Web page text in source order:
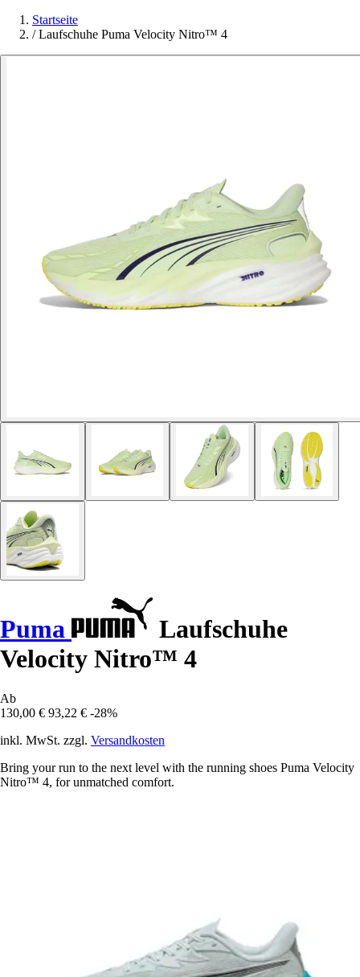
Startseite
/ Laufschuhe Puma Velocity Nitro™ 4
Puma
Laufschuhe
Velocity Nitro™ 4
Ab
130,00 € 93,22 € -28%
inkl. MwSt. zzgl. Versandkosten
Bring your run to the next level with the running shoes Puma Velocity
Nitro™ 4, for unmatched comfort.